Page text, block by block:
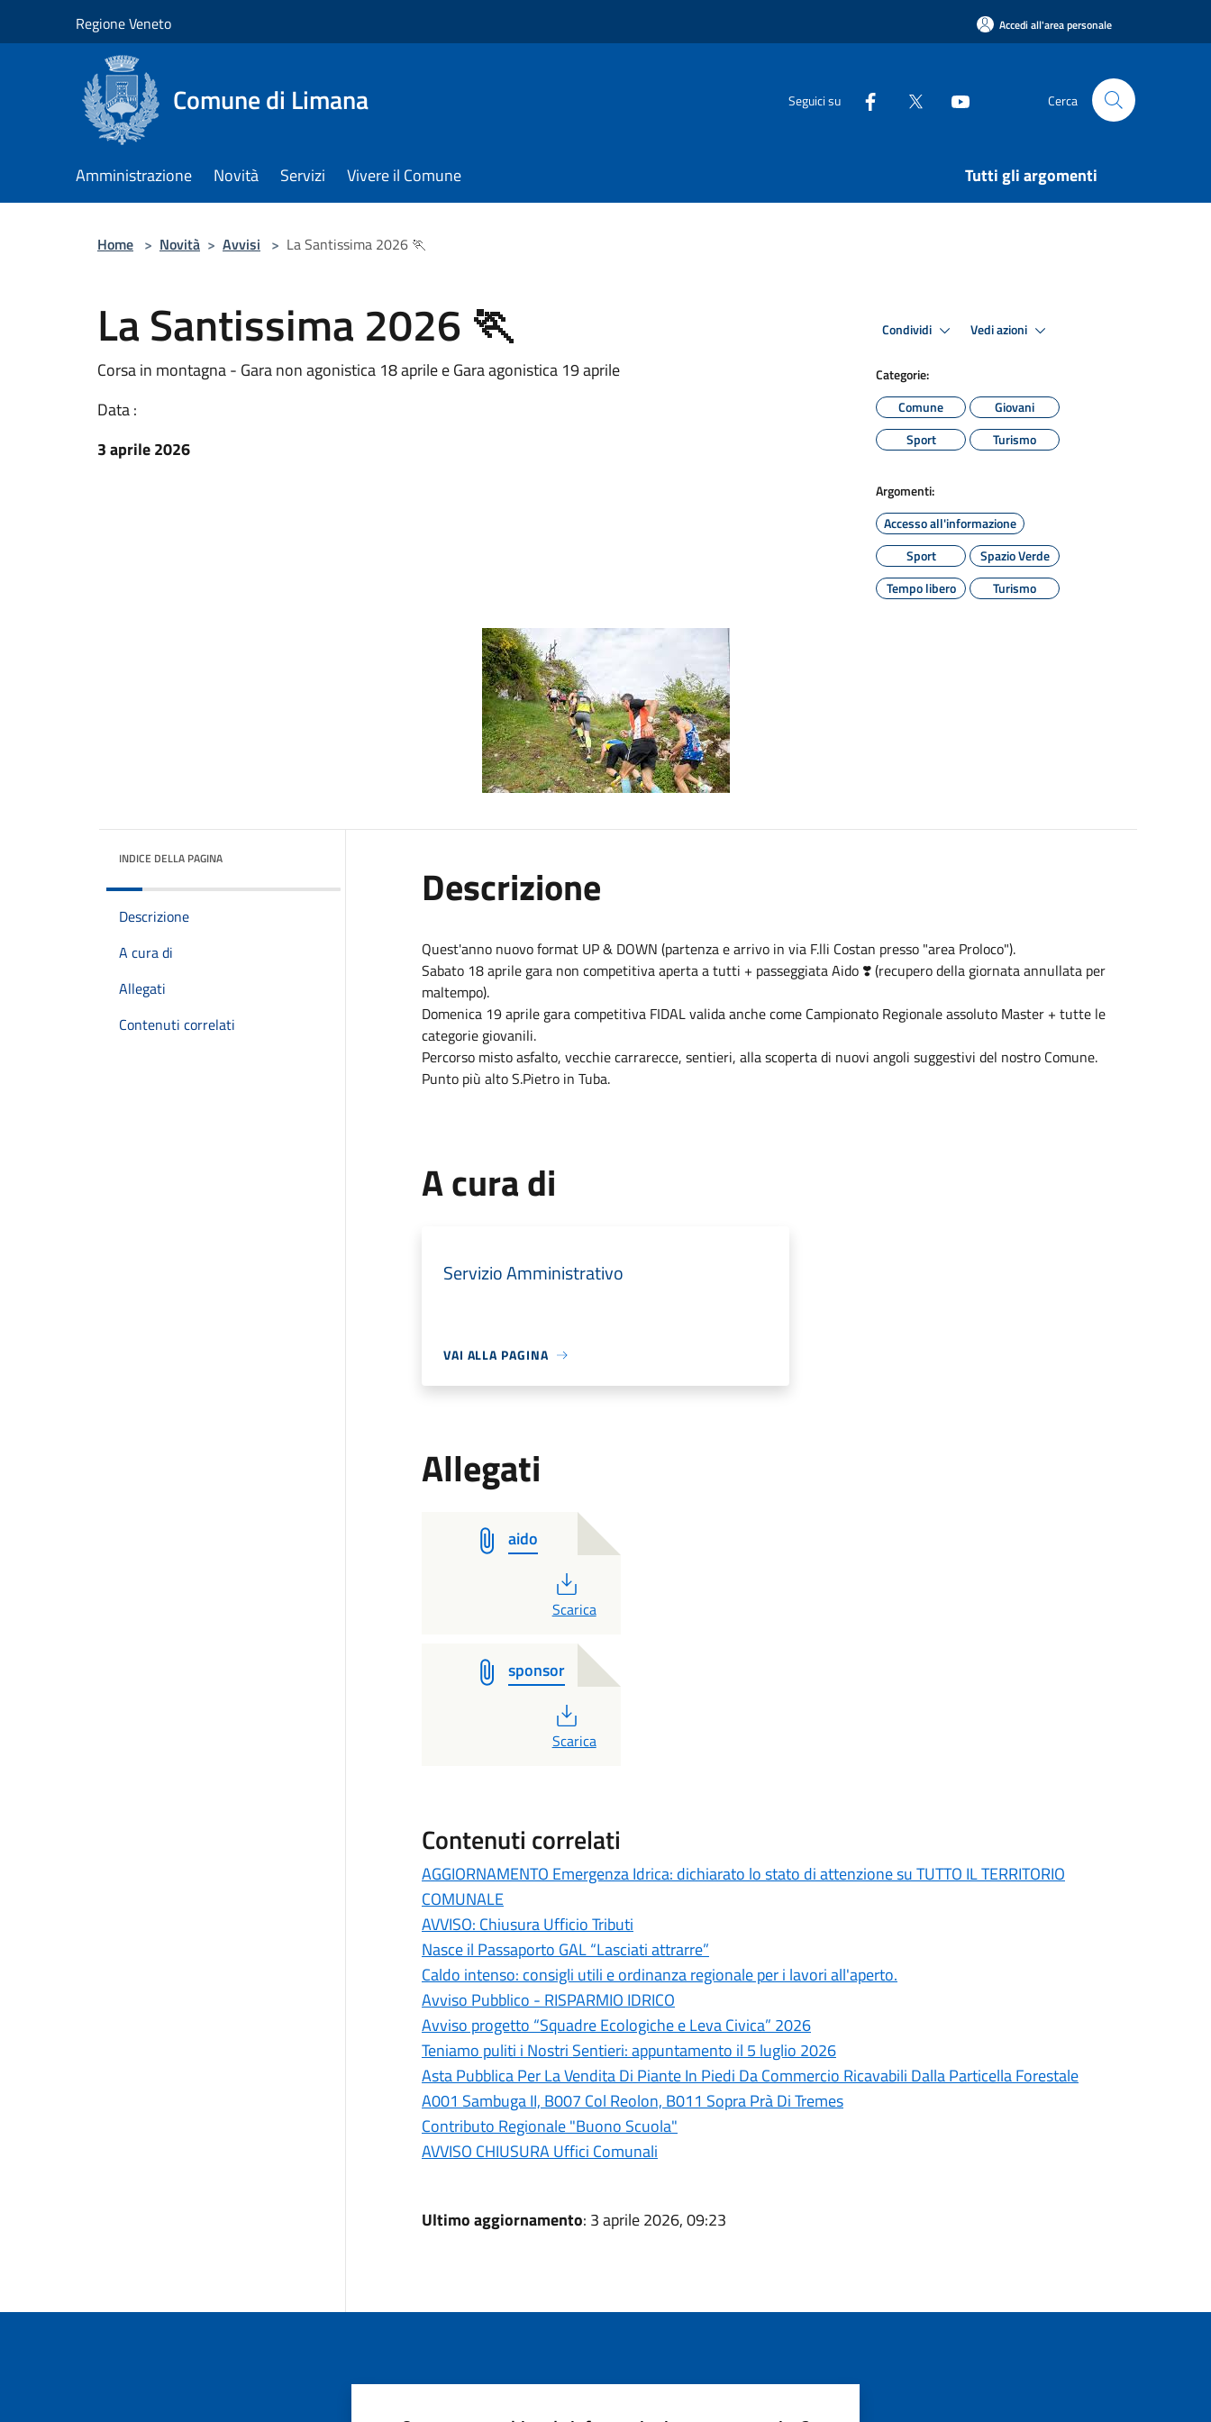
Regione Veneto Accedi all'area personale
Comune di Limana Seguici su Cerca
Amministrazione Novità Servizi Vivere il Comune Tutti gli argomenti
Home > Novità > Avvisi > La Santissima 2026 🏃
La Santissima 2026 🏃
Corsa in montagna - Gara non agonistica 18 aprile e Gara agonistica 19 aprile
Data :
3 aprile 2026
Condividi Vedi azioni
Categorie:
Comune
Giovani
Sport
Turismo
Argomenti:
Accesso all'informazione
Sport
Spazio Verde
Tempo libero
Turismo
INDICE DELLA PAGINA
Descrizione
A cura di
Allegati
Contenuti correlati
Descrizione
Quest'anno nuovo format UP & DOWN (partenza e arrivo in via F.lli Costan presso "area Proloco").
Sabato 18aprile gara non competitiva aperta a tutti + passeggiata Aido ❣️ (recupero della giornata annullata per
maltempo).
Domenica 19aprile gara competitiva FIDAL valida anche come Campionato Regionale assoluto Master + tutte le
categorie giovanili.
Percorso misto asfalto, vecchie carrarecce, sentieri, alla scoperta di nuovi angoli suggestivi del nostro Comune.
Punto più alto S.Pietro in Tuba.
A cura di
Servizio Amministrativo
VAI ALLA PAGINA
Allegati
aido
PDF
Scarica
sponsor
PDF
Scarica
Contenuti correlati
AGGIORNAMENTO Emergenza Idrica: dichiarato lo stato di attenzione su TUTTO IL TERRITORIO
COMUNALE
AVVISO: Chiusura Ufficio Tributi
Nasce il Passaporto GAL “Lasciati attrarre”
Caldo intenso: consigli utili e ordinanza regionale per i lavori all'aperto.
Avviso Pubblico - RISPARMIO IDRICO
Avviso progetto “Squadre Ecologiche e Leva Civica” 2026
Teniamo puliti i Nostri Sentieri: appuntamento il 5 luglio 2026
Asta Pubblica Per La Vendita Di Piante In Piedi Da Commercio Ricavabili Dalla Particella Forestale
A001 Sambuga II, B007 Col Reolon, B011 Sopra Prà Di Tremes
Contributo Regionale "Buono Scuola"
AVVISO CHIUSURA Uffici Comunali
Ultimo aggiornamento: 3 aprile 2026, 09:23